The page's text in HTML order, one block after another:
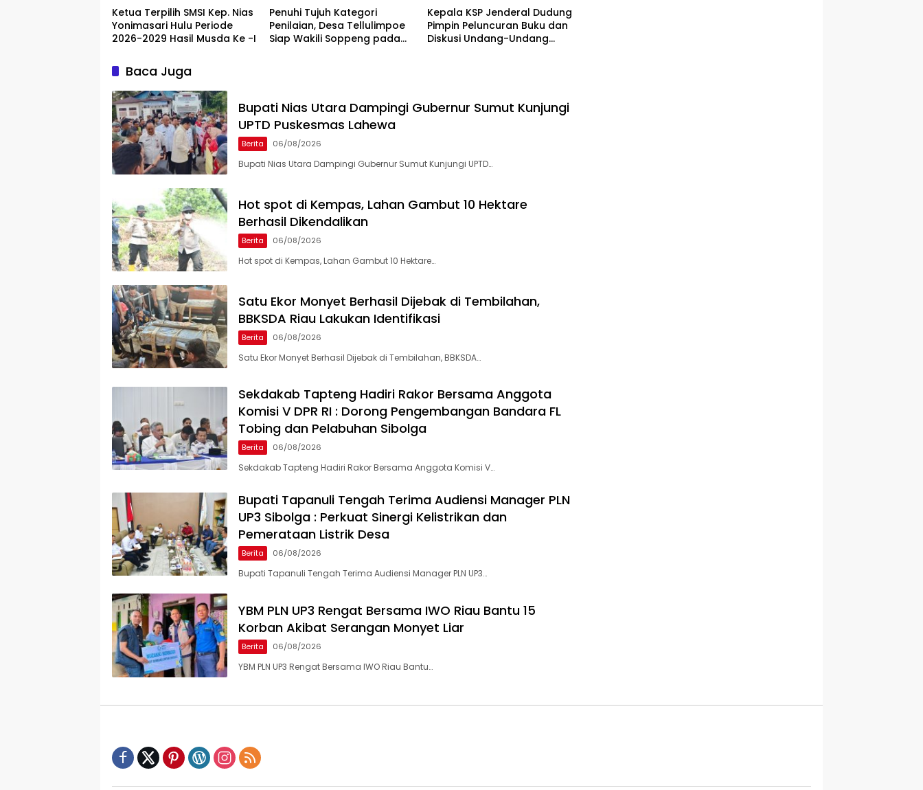
Ketua Terpilih SMSI Kep. Nias
Yonimasari Hulu Periode
2026-2029 Hasil Musda Ke -I
Penuhi Tujuh Kategori
Penilaian, Desa Tellulimpoe
Siap Wakili Soppeng pada
Kepala KSP Jenderal Dudung
Pimpin Peluncuran Buku dan
Diskusi Undang-Undang
Baca Juga
Bupati Nias Utara Dampingi Gubernur Sumut Kunjungi
UPTD Puskesmas Lahewa
Berita 06/08/2026
Bupati Nias Utara Dampingi Gubernur Sumut Kunjungi UPTD…
Hot spot di Kempas, Lahan Gambut 10 Hektare
Berhasil Dikendalikan
Berita 06/08/2026
Hot spot di Kempas, Lahan Gambut 10 Hektare…
Satu Ekor Monyet Berhasil Dijebak di Tembilahan,
BBKSDA Riau Lakukan Identifikasi
Berita 06/08/2026
Satu Ekor Monyet Berhasil Dijebak di Tembilahan, BBKSDA…
Sekdakab Tapteng Hadiri Rakor Bersama Anggota
Komisi V DPR RI : Dorong Pengembangan Bandara FL
Tobing dan Pelabuhan Sibolga
Berita 06/08/2026
Sekdakab Tapteng Hadiri Rakor Bersama Anggota Komisi V…
Bupati Tapanuli Tengah Terima Audiensi Manager PLN
UP3 Sibolga : Perkuat Sinergi Kelistrikan dan
Pemerataan Listrik Desa
Berita 06/08/2026
Bupati Tapanuli Tengah Terima Audiensi Manager PLN UP3…
YBM PLN UP3 Rengat Bersama IWO Riau Bantu 15
Korban Akibat Serangan Monyet Liar
Berita 06/08/2026
YBM PLN UP3 Rengat Bersama IWO Riau Bantu…